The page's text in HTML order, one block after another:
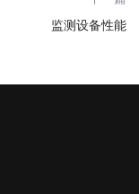
监测设备性能